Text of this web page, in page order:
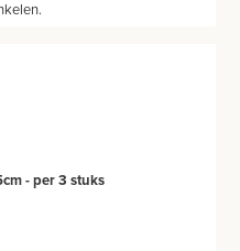
- per 3 stuks